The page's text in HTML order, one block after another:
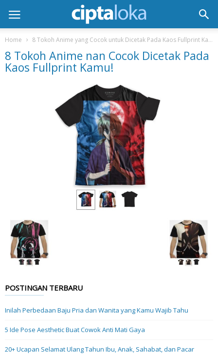
Home 8 Tokoh Anime yang Cocok untuk Dicetak Pada Kaos Fullprint Kamu!
8 Tokoh Anime nan Cocok Dicetak Pada
Kaos Fullprint Kamu!
POSTINGAN TERBARU
Inilah Perbedaan Baju Pria dan Wanita yang Kamu Wajib Tahu
5 Ide Pose Aesthetic Buat Cowok Anti Mati Gaya
20+ Ucapan Selamat Ulang Tahun Ibu, Anak, Sahabat, dan Pacar